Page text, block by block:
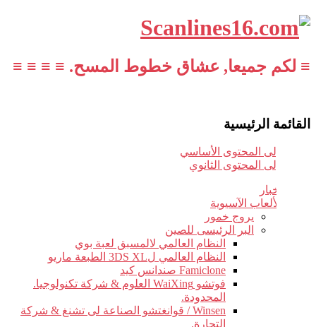
≡ لكم جميعا, عشاق خطوط المسح. ≡ ≡ ≡ ≡
القائمة الرئيسية
تخطي إلى المحتوى الأساسي
تخطي إلى المحتوى الثانوي
أخبار
الألعاب الآسيوية
يروج خمور
البر الرئيسى للصين
النظام العالمي لالمسبق لعبة بوي
النظام العالمي ل3DS XL الطبعة ماريو
Famiclone صندانس كيد
فوتشو WaiXing العلوم & شركة تكنولوجيا.
المحدودة.
Winsen / قوانغتشو الصناعة لى تشنغ & شركة
التجارة.